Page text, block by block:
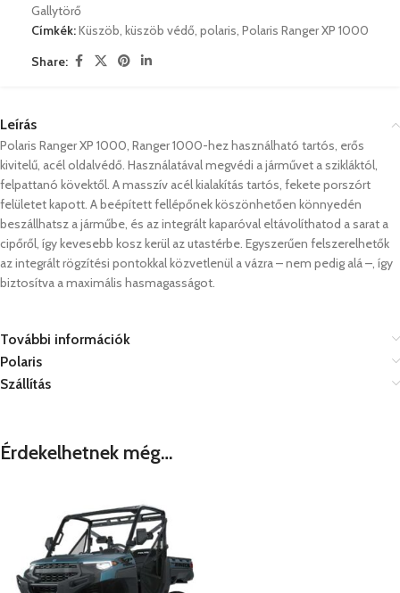
Gallytörő
Címkék:Küszöb, küszöb védő, polaris, Polaris Ranger XP 1000
Share:
Leírás
Polaris Ranger XP 1000, Ranger 1000-hez használható tartós, erős
kivitelű, acél oldalvédő. Használatával megvédi a járművet a szikláktól,
felpattanó kövektől. A masszív acél kialakítás tartós, fekete porszórt
felületet kapott. A beépített fellépőnek köszönhetően könnyedén
beszállhatsz a járműbe, és az integrált kaparóval eltávolíthatod a sarat a
cipőről, így kevesebb kosz kerül az utastérbe. Egyszerűen felszerelhetők
az integrált rögzítési pontokkal közvetlenül a vázra – nem pedig alá –, így
biztosítva a maximális hasmagasságot.
További információk
Polaris
Szállítás
Érdekelhetnek még…